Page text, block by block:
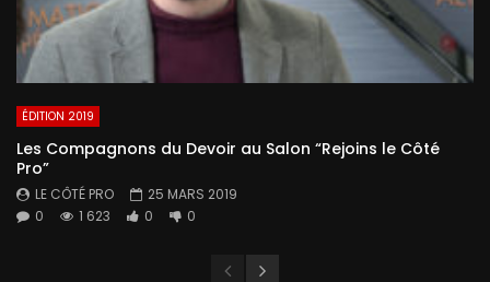
ÉDITION 2019
Les Compagnons du Devoir au Salon “Rejoins le Côté
Pro”
LE CÔTÉ PRO
25 MARS 2019
0
1 623 0 0